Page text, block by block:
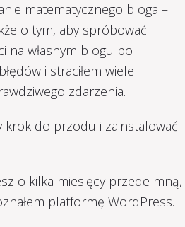
matematycznego bloga –
o tym, aby spróbować
na własnym blogu po
i straciłem wiele
zdarzenia.
krok do przodu i zainstalować
o kilka miesięcy przede mną,
platformę WordPress.